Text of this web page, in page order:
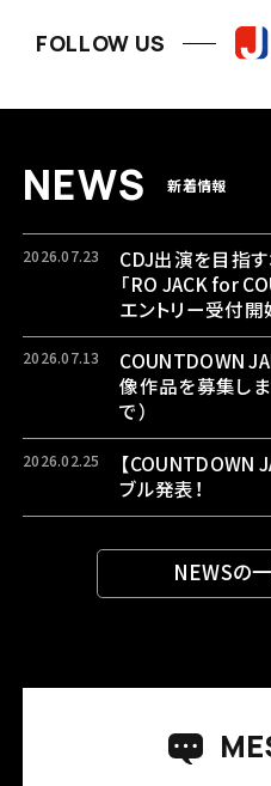
バスツアー
注意事項
FOLLOW US
NEWS 新着情報
2026.07.23
CDJ出演を目指す
「RO JACK for
エントリー受付開
2026.07.13
COUNTDOWN
像作品を募集し
で）
2026.02.25
【COUNTDOWN
ブル発表！
NEWSの